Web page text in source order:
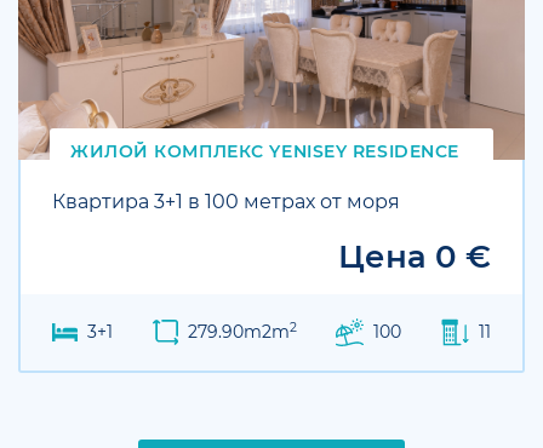
ЖИЛОЙ КОМПЛЕКСYENISEY RESIDENCE
Квартира 3+1 в 100 метрах от моря
Цена 0 €
3+1 279.90m2m2 100 11